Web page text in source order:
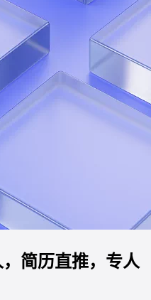
简历直推，专人